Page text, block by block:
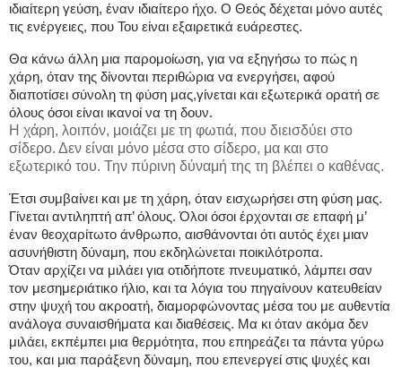
ιδιαίτερη γεύση, έναν ιδιαίτερο ήχο. Ο Θεός δέχεται μόνο αυτές
τις ενέργειες, που Του είναι εξαιρετικά ευάρεστες.
Θα κάνω άλλη μια παρομοίωση, για να εξηγήσω το πώς η
χάρη, όταν της δίνονται περιθώρια να ενεργήσει, αφού
διαποτίσει σύνολη τη φύση μας,γίνεται και εξωτερικά ορατή σε
όλους όσοι είναι ικανοί να τη δουν.
Η χάρη, λοιπόν, μοιάζει με τη φωτιά, που διεισδύει στο
σίδερο. Δεν είναι μόνο μέσα στο σίδερο, μα και στο
εξωτερικό του. Την πύρινη δύναμή της τη βλέπει ο καθένας.
Έτσι συμβαίνει και με τη χάρη, όταν εισχωρήσει στη φύση μας.
Γίνεται αντιληπτή απ’ όλους. Όλοι όσοι έρχονται σε επαφή μ’
έναν θεοχαρίτωτο άνθρωπο, αισθάνονται ότι αυτός έχει μιαν
ασυνήθιστη δύναμη, που εκδηλώνεται ποικιλότροπα.
Όταν αρχίζει να μιλάει για οτιδήποτε πνευματικό, λάμπει σαν
τον μεσημεριάτικο ήλιο, και τα λόγια του πηγαίνουν κατευθείαν
στην ψυχή του ακροατή, διαμορφώνοντας μέσα του με αυθεντία
ανάλογα συναισθήματα και διαθέσεις. Μα κι όταν ακόμα δεν
μιλάει, εκπέμπει μια θερμότητα, που επηρεάζει τα πάντα γύρω
του, και μια παράξενη δύναμη, που επενεργεί στις ψυχές και